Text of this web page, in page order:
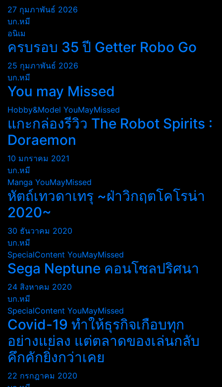
27 กุมภาพันธ์ 2026
บก.หมี
อนิเม
ครบรอบ 35 ปี Getter Robo Go
25 กุมภาพันธ์ 2026
บก.หมี
You may Missed
Hobby&Model YouMayMissed
แกะกล่องรีวิว The Robot Spirits :
Doraemon
10 มกราคม 2021
บก.หมี
Manga YouMayMissed
หัตถ์เทวดาเทรุ ~ฝ่าวิกฤตโคโรน่า
2020~
30 ธันวาคม 2020
บก.หมี
SpecialContent YouMayMissed
Sega Neptune คอนโซลปริศนา
24 สิงหาคม 2020
บก.หมี
SpecialContent YouMayMissed
Covid-19 ทำให้ธุรกิจเกือบทุก
อย่างแย่ลง แต่ตลาดของเล่นกลับ
คึกคักยิ่งกว่าเคย
22 กรกฎาคม 2020